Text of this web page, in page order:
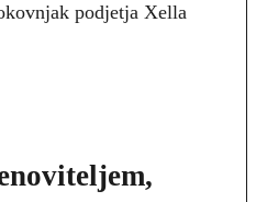
podjetja Xella